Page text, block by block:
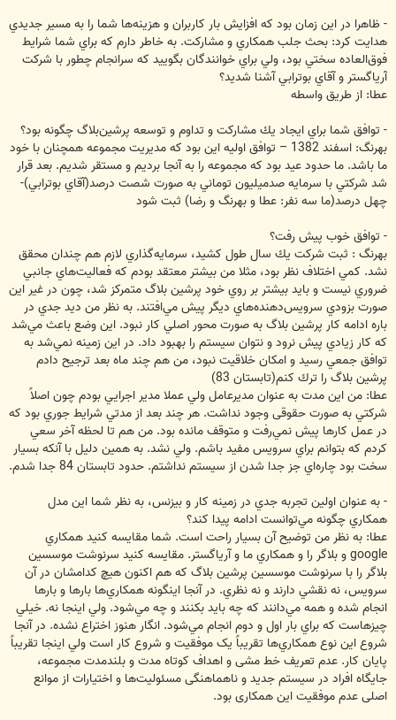
- ظاهرا در اين زمان بود كه افزايش بار كاربران و هزينه‌ها شما را به مسير جديدي
هدايت كرد: بحث جلب همكاري و مشاركت. به خاطر دارم كه براي شما شرايط
فوق‌العاده سختي بود، ولي براي خوانندگان بگوييد كه سرانجام چطور با شركت
آرياگستر و آقاي بوترابي آشنا شديد؟
عطا: از طريق واسطه
- توافق شما براي ايجاد يك مشاركت و تداوم و توسعه پرشين‌بلاگ چگونه بود؟
بهرنگ: اسفند 1382 – توافق اوليه اين بود كه مديريت مجموعه همچنان با خود
ما باشد. ما حدود عيد بود كه مجموعه را به آنجا برديم و مستقر شديم. بعد قرار
شد شركتي با سرمايه صدميليون توماني به صورت شصت درصد(آقاي بوترابي)-
چهل درصد(ما سه نفر: عطا و بهرنگ و رضا) ثبت شود
- توافق خوب پيش رفت؟
بهرنگ : ثبت شركت يك سال طول كشيد، سرمايه‌گذاري لازم هم چندان محقق
نشد. كمي اختلاف نظر بود، مثلا من بيشتر معتقد بودم كه فعاليت‌هاي جانبي
ضروري نيست و بايد بيشتر بر روي خود پرشين بلاگ متمركز شد، چون در غير اين
صورت بزودي سرويس‌دهنده‌هاي ديگر پيش مي‌افتند. به نظر من ديد جدي در
باره ادامه كار پرشين بلاگ به صورت محور اصلي كار نبود. اين وضع باعث مي‌شد
كه كار زيادي پيش نرود و نتوان سيستم را بهبود داد. در اين زمينه نمي‌شد به
توافق جمعي رسيد و امكان خلاقيت نبود، من هم چند ماه بعد ترجيح دادم
پرشين بلاگ را ترك كنم(تابستان 83)
عطا: من اين مدت به عنوان مديرعامل ولي عملا مدير اجرايي بودم چون اصلاً
شرکتي به صورت حقوقی وجود نداشت. هر چند بعد از مدتي شرايط جوري بود كه
در عمل كارها پيش نمي‌رفت و متوقف مانده بود. من هم تا لحظه آخر سعي
کردم که بتوانم براي سرويس مفيد باشم. ولي نشد. به همين دليل با آنکه بسيار
سخت بود چاره‌اي جز جدا شدن از سيستم نداشتم. حدود تابستان 84 جدا شدم.
- به عنوان اولين تجربه جدي در زمينه كار و بيزنس، به نظر شما اين مدل
همكاري چگونه مي‌توانست ادامه پيدا كند؟
عطا: به نظر من توضيح آن بسيار راحت است. شما مقايسه کنيد همکاري
google و بلاگر را و همکاري ما و آرياگستر. مقايسه کنيد سرنوشت موسسين
بلاگر را با سرنوشت موسسين پرشين بلاگ که هم اکنون هيچ کدامشان در آن
سرويس، نه نقشي دارند و نه نظري. در آنجا اينگونه همکاري‌ها بارها و بارها
انجام شده و همه مي‌دانند که چه بايد بکنند و چه مي‌شود. ولي اينجا نه. خيلي
چيزهاست که براي بار اول و دوم انجام مي‌شود. انگار هنوز اختراع نشده. در آنجا
شروع اين نوع همکاري‌ها تقريباً يک موفقيت و شروع کار است ولي اينجا تقريباً
پايان کار. عدم تعريف خط مشی و اهداف کوتاه مدت و بلندمدت مجموعه،
جايگاه افراد در سيستم جديد و ناهماهنگی مسئوليت‌ها و اختيارات از موانع
اصلی عدم موفقيت اين همکاری بود.